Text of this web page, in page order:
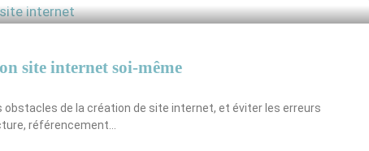
site internet soi-même
obstacles de la création de site internet, et éviter les erreurs
référencement…